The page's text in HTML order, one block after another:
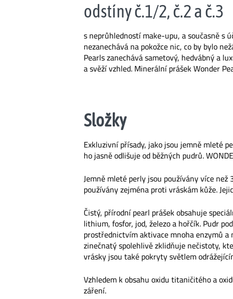
odstíny č.1/2, č.2 a č.3
s neprůhledností make-upu, a současně s
nezanechává na pokožce nic, co by bylo
Pearls zanechává sametový, hedvábný a
a svěží vzhled. Minerální prášek Wonder
Složky
Exkluzivní přísady, jako jsou jemně mleté
ho jasně odlišuje od běžných pudrů.
Jemně mleté ​​perly jsou používány více
používány zejména proti vráskám kůže.
Čistý, přírodní pearl prášek obsahuje
lithium, fosfor, jod, železo a hořčík. Pudr
prostřednictvím aktivace mnoha enzymů
zinečnatý spolehlivě zklidňuje nečistoty,
vrásky jsou také pokryty světlem
Vzhledem k obsahu oxidu titaničitého a
záření.